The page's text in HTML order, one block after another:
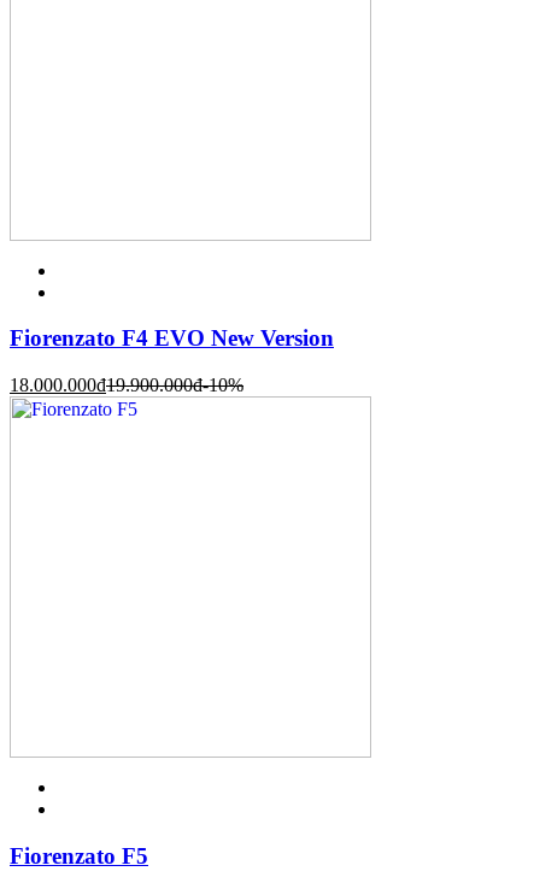
Fiorenzato F4 EVO New Version
18.000.000đ19.900.000đ-10%
Fiorenzato F5